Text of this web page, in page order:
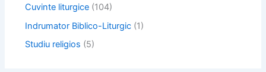
Cuvinte liturgice (104)
Indrumator Biblico-Liturgic (1)
Studiu religios (5)